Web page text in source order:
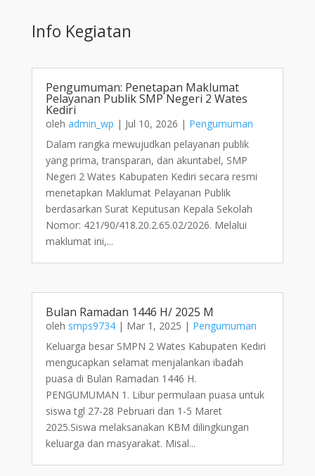
Info Kegiatan
Pengumuman: Penetapan Maklumat
Pelayanan Publik SMP Negeri 2 Wates
Kediri
oleh admin_wp | Jul 10, 2026 | Pengumuman
Dalam rangka mewujudkan pelayanan publik
yang prima, transparan, dan akuntabel, SMP
Negeri 2 Wates Kabupaten Kediri secara resmi
menetapkan Maklumat Pelayanan Publik
berdasarkan Surat Keputusan Kepala Sekolah
Nomor: 421/90/418.20.2.65.02/2026. Melalui
maklumat ini,...
Bulan Ramadan 1446 H/ 2025 M
oleh smps9734| Mar 1, 2025 | Pengumuman
Keluarga besar SMPN 2 Wates Kabupaten Kediri
mengucapkan selamat menjalankan ibadah
puasa di Bulan Ramadan 1446 H.
PENGUMUMAN 1. Libur permulaan puasa untuk
siswa tgl 27-28 Pebruari dan 1-5 Maret
2025.Siswa melaksanakan KBM dilingkungan
keluarga dan masyarakat. Misal...